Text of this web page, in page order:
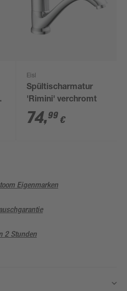
Eisl
Spültischarmatur
'Rimini' verchromt
74,99 €
Eigenmarken
2 Stunden